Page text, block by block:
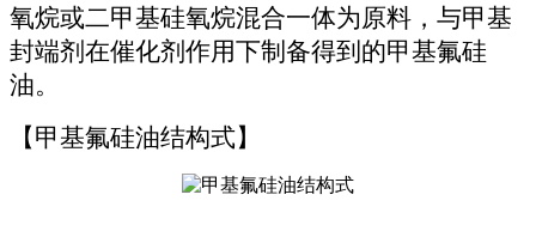
氧烷或二甲基硅氧烷混合一体为原料，与甲基
封端剂在催化剂作用下制备得到的甲基氟硅
油。
【甲基氟硅油结构式】